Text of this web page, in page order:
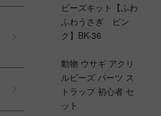
ビーズキット【ふわ
ふわうさぎ ピン
ク】BK-36
動物 ウサギ アクリ
ルビーズ パーツ ス
トラップ 初心者 セ
ット